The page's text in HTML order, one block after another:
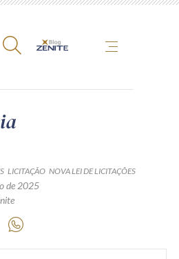
Zênite
da Zênite
Contato
de Privacidade
dos Titulares de Dados
LICITAÇÃO NOVA LEI DE LICITAÇÕES
de 2025